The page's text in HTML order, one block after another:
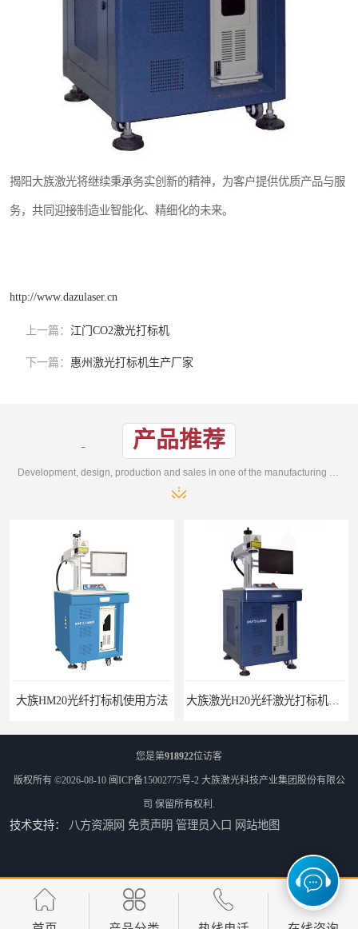
揭阳大族激光将继续秉承务实创新的精神，为客户提供优质产品与服
务，共同迎接制造业智能化、精细化的未来。
http://www.dazulaser.cn
上一篇： 江门CO2激光打标机
下一篇： 惠州激光打标机生产厂家
产品推荐
Development, design, production and sales in one of the manufacturing enterprises
使用方法 大族激光H20光纤激光打标机价格
大族激光紫外激光打标机紫外打标机3W紫外机
您是第918922位访客
版权所有 ©2026-08-10 闽ICP备15002775号-2 大族激光科技产业集团股份有限公
司 保留所有权利.
技术支持： 八方资源网 免责声明 管理员入口 网站地图